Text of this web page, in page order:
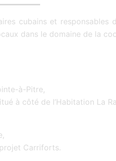
cubains et
dans le domaine de la
à-Pitre,
à côté de l’Habitation La
Carriforts.